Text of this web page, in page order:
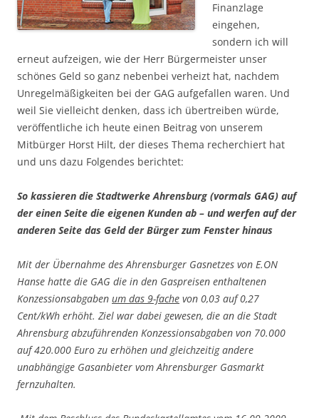
Finanzlage
eingehen,
sondern ich will
erneut aufzeigen, wie der Herr Bürgermeister unser
schönes Geld so ganz nebenbei verheizt hat, nachdem
Unregelmäßigkeiten bei der GAG aufgefallen waren. Und
weil Sie vielleicht denken, dass ich übertreiben würde,
veröffentliche ich heute einen Beitrag von unserem
Mitbürger Horst Hilt, der dieses Thema recherchiert hat
und uns dazu Folgendes berichtet:
So kassieren die Stadtwerke Ahrensburg (vormals GAG) auf
der einen Seite die eigenen Kunden ab – und werfen auf der
anderen Seite das Geld der Bürger zum Fenster hinaus
Mit der Übernahme des Ahrensburger Gasnetzes von E.ON
Hanse hatte die GAG die in den Gaspreisen enthaltenen
Konzessionsabgaben um das 9-fache von 0,03 auf 0,27
Cent/kWh erhöht. Ziel war dabei gewesen, die an die Stadt
Ahrensburg abzuführenden Konzessionsabgaben von 70.000
auf 420.000 Euro zu erhöhen und gleichzeitig andere
unabhängige Gasanbieter vom Ahrensburger Gasmarkt
fernzuhalten.